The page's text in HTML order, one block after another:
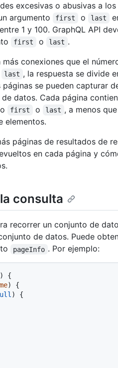
excesivas o abusivas a
argumento
first o last
1 y 100. GraphQL API
first o last .
conexiones que el
last , la respuesta se divide
se pueden capturar
datos. Cada página
first o last , a menos
elementos.
páginas de resultados de
en cada página y
consulta
recorrer un conjunto de
de datos. Puede
pageInfo . Por ejemplo:
)
{
) {
)
{